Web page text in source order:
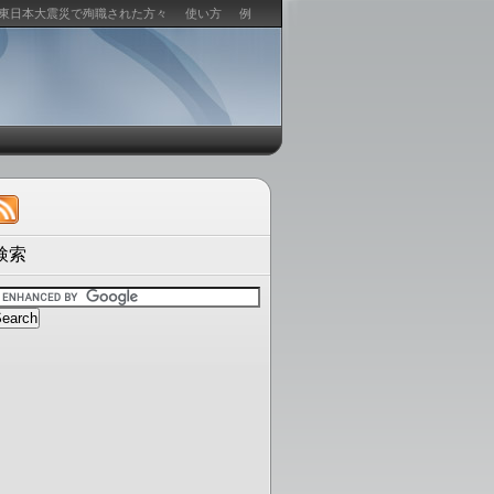
日本大震災で殉職された方々 使い方 例
索